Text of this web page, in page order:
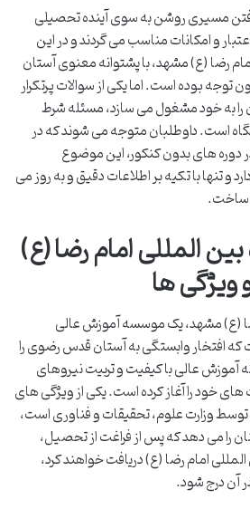
مسیری روشن به سوی آینده تحصیلی
و امکانات مناسب می گردند و در این
رضا (ع) مشهد، با پشتوانه معنوی آستان
بوده است. اما یکی از سوالات پرتکرار
را به خود مشغول می سازد، مسئله شرط
است. داوطلبان متوجه می شوند که در
های بدون کنکور، این موضوع
و تنها با تکیه بر اطلاعات دقیق و به روز می
ساخت.
المللی امام رضا (ع)
ها
(ع) مشهد، یک موسسه آموزش عالی
که افتخار وابستگی به آستان قدس رضوی را
آموزش عالی با کیفیت و تربیت نیروهای
خود را آغاز کرده است. یکی از ویژگی های
توسط وزارت علوم، تحقیقات و فناوری است،
را می دهد که پس از فراغت از تحصیل،
المللی امام رضا (ع) دریافت خواهند کرد،
آن درج شود.